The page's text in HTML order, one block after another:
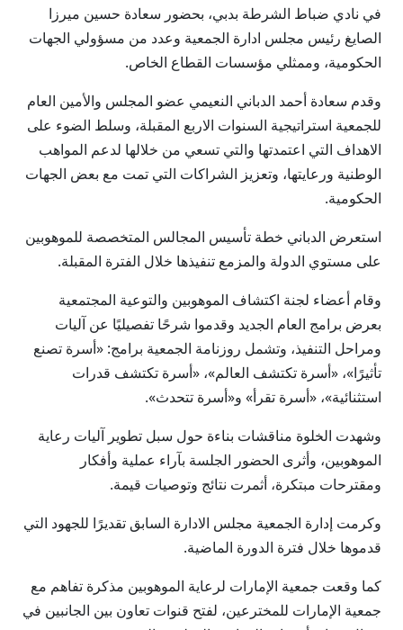
في نادي ضباط الشرطة بدبي، بحضور سعادة حسين ميرزا
الصايغ رئيس مجلس ادارة الجمعية وعدد من مسؤولي الجهات
الحكومية، وممثلي مؤسسات القطاع الخاص.
وقدم سعادة أحمد الدباني النعيمي عضو المجلس والأمين العام
للجمعية استراتيجية السنوات الاربع المقبلة، وسلط الضوء على
الاهداف التي اعتمدتها والتي تسعي من خلالها لدعم المواهب
الوطنية ورعايتها، وتعزيز الشراكات التي تمت مع بعض الجهات
الحكومية.
استعرض الدباني خطة تأسيس المجالس المتخصصة للموهوبين
على مستوي الدولة والمزمع تنفيذها خلال الفترة المقبلة.
وقام أعضاء لجنة اكتشاف الموهوبين والتوعية المجتمعية
بعرض برامج العام الجديد وقدموا شرحًا تفصيليًا عن آليات
ومراحل التنفيذ، وتشمل روزنامة الجمعية برامج: «أسرة تصنع
تأثيرًا»، «أسرة تكتشف العالم»، «أسرة تكتشف قدرات
استثنائية»، «أسرة تقرأ» و«أسرة تتحدث».
وشهدت الخلوة مناقشات بناءة حول سبل تطوير آليات رعاية
الموهوبين، وأثرى الحضور الجلسة بآراء عملية وأفكار
ومقترحات مبتكرة، أثمرت نتائج وتوصيات قيمة.
وكرمت إدارة الجمعية مجلس الادارة السابق تقديرًا للجهود التي
قدموها خلال فترة الدورة الماضية.
كما وقعت جمعية الإمارات لرعاية الموهوبين مذكرة تفاهم مع
جمعية الإمارات للمخترعين، لفتح قنوات تعاون بين الجانبين في